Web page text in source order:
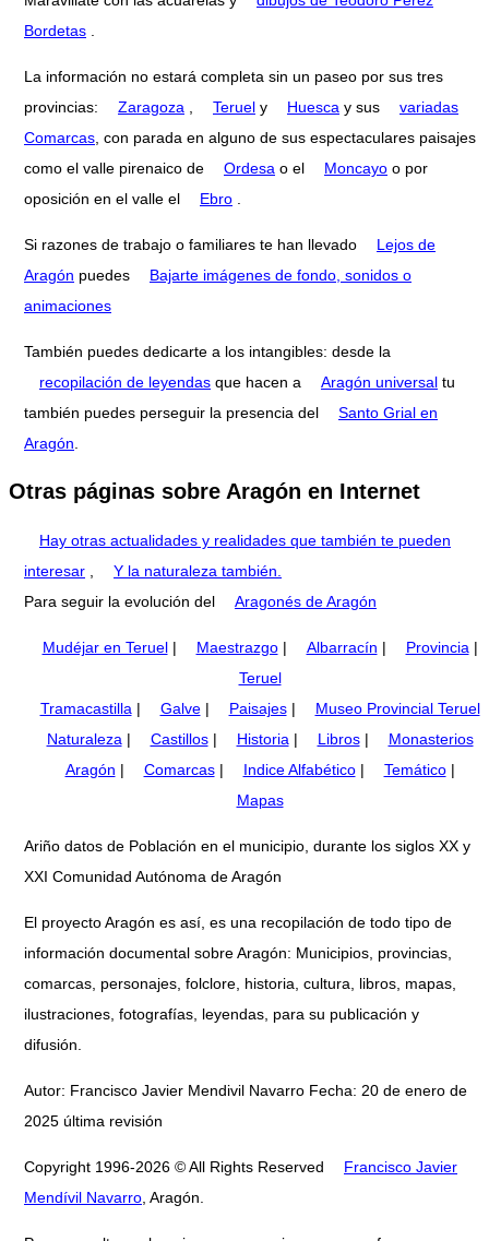
Bordetas
La información no estará completa sin un paseo por sus tres
provincias:
Zaragoza Teruel y Huesca y sus
variadas
Comarcas , con parada en alguno de sus espectaculares paisajes
como el valle pirenaico de
Ordesa o el Moncayo o por
oposición en el valle el
Ebro
Si razones de trabajo o familiares te han llevado
Lejos de
Aragón puedes
Bajarte imágenes de fondo, sonidos o
animaciones
También puedes dedicarte a los intangibles: desde la
recopilación de leyendas que hacen a Aragón universal tu
también puedes perseguir la presencia del
Santo Grial en
Aragón
Otras páginas sobre Aragón en Internet
Hay otras actualidades y realidades que también te pueden
interesar
Y la naturaleza también.
Para seguir la evolución del
Aragonés de Aragón
Mudéjar en Teruel| Maestrazgo| Albarracín | Provincia |
Teruel
Tramacastilla | Galve| Paisajes|
Museo Provincial Teruel
Naturaleza | Castillos| Historia | Libros|
Monasterios
Aragón | Comarcas| Indice Alfabético| Temático|
Mapas
Ariño datos de Población en el municipio, durante los siglos XX y
XXI Comunidad Autónoma de Aragón
El proyecto Aragón es así, es una recopilación de todo tipo de
información documental sobre Aragón: Municipios, provincias,
comarcas, personajes, folclore, historia, cultura, libros, mapas,
ilustraciones, fotografías, leyendas, para su publicación y
difusión.
Autor: Francisco Javier Mendivil Navarro Fecha: 20 de enero de
2025 última revisión
Copyright 1996-2026 © All Rights Reserved
Francisco Javier
Mendívil Navarro , Aragón.